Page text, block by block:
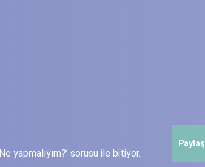
yapmalıyım?’ sorusu ile bitiyor.
Paylaş